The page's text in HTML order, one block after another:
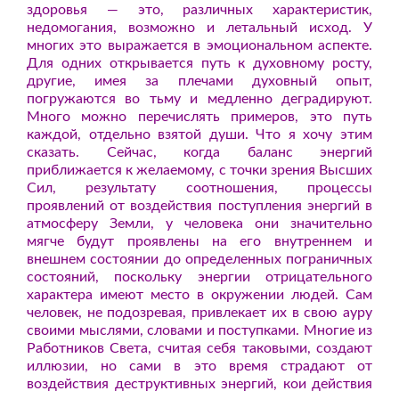
здоровья — это, различных характеристик,
недомогания, возможно и летальный исход. У
многих это выражается в эмоциональном аспекте.
Для одних открывается путь к духовному росту,
другие, имея за плечами духовный опыт,
погружаются во тьму и медленно деградируют.
Много можно перечислять примеров, это путь
каждой, отдельно взятой души. Что я хочу этим
сказать. Сейчас, когда баланс энергий
приближается к желаемому, с точки зрения Высших
Сил, результату соотношения, процессы
проявлений от воздействия поступления энергий в
атмосферу Земли, у человека они значительно
мягче будут проявлены на его внутреннем и
внешнем состоянии до определенных пограничных
состояний, поскольку энергии отрицательного
характера имеют место в окружении людей. Сам
человек, не подозревая, привлекает их в свою ауру
своими мыслями, словами и поступками. Многие из
Работников Света, считая себя таковыми, создают
иллюзии, но сами в это время страдают от
воздействия деструктивных энергий, кои действия